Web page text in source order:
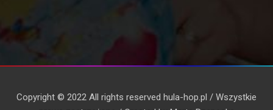
Copyright © 2022 All rights reserved hula-hop.pl / Wszystkie